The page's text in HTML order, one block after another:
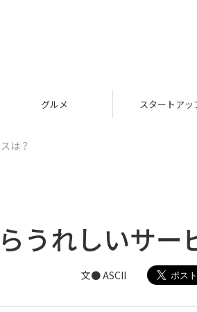
グルメ スタートアッ
は？
うれしいサー
文● ASCII